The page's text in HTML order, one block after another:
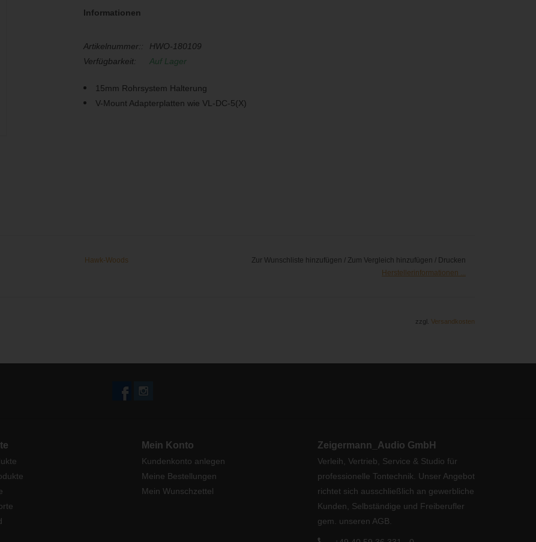
Informationen
Artikelnummer::
HWO-180109
Verfügbarkeit:
Auf Lager
15mm Rohrsystem Halterung
V-Mount Adapterplatten wie VL-DC-5(X)
Hawk-Woods Zur Wunschliste hinzufügen / Zum Vergleich hinzufügen / Drucken
Herstellerinformationen ...
zzgl. Versandkosten
Mein Konto
Kundenkonto anlegen
Meine Bestellungen
Mein Wunschzettel
Zeigermann_Audio GmbH
Verleih, Vertrieb, Service & Studio für
professionelle Tontechnik. Unser Angebot
richtet sich ausschließlich an gewerbliche
Kunden, Selbständige und Freiberufler
gem. unseren AGB.